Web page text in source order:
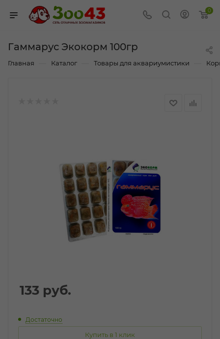
0
Гаммарус Экокорм 100гр
Главная Каталог Товары для аквариумистики
133 руб.
Достаточно
Купить в 1 клик